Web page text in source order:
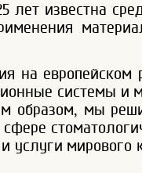
лет известна
на европейском
системы и
образом, мы
мирового